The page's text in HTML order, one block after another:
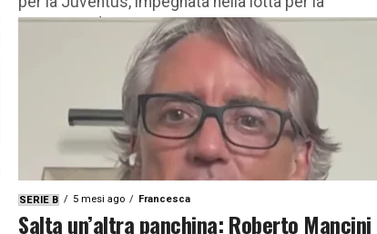
conquista di...
SERIE B 5 mesi ago Francesca
Salta un’altra panchina: Roberto Mancini